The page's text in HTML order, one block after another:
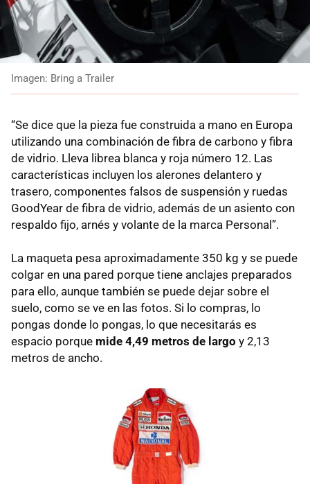
Imagen: Bring a Trailer
“Se dice que la pieza fue construida a mano en Europa
utilizando una combinación de fibra de carbono y fibra
de vidrio. Lleva librea blanca y roja número 12. Las
características incluyen los alerones delantero y
trasero, componentes falsos de suspensión y ruedas
GoodYear de fibra de vidrio, además de un asiento con
respaldo fijo, arnés y volante de la marca Personal”.
La maqueta pesa aproximadamente 350 kg y se puede
colgar en una pared porque tiene anclajes preparados
para ello, aunque también se puede dejar sobre el
suelo, como se ve en las fotos. Si lo compras, lo
pongas donde lo pongas, lo que necesitarás es
espacio porque mide 4,49 metros de largo y 2,13
metros de ancho.